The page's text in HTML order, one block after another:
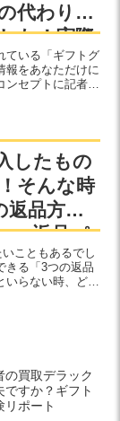
代わりに
た！実際
速度は…
ている「ギフトグ
報をあなただけに
セプトに記者が
したもの
そんな時
返品方法
返品パ
ド
こともあるでし
きる「3つの返品
いらない時、どの
の買取デラック
ですか？ギフト
リポート